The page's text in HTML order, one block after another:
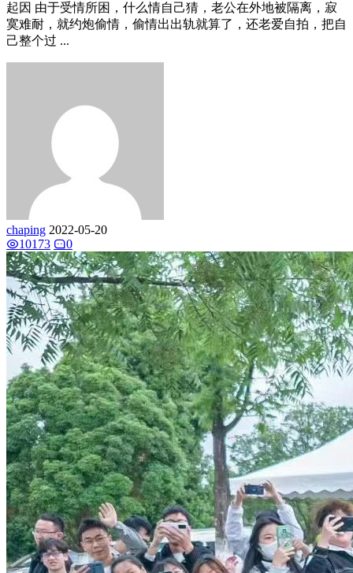
起因 由于受情所困，什么情自己猜，老公在外地被隔离，寂
寞难耐，就约炮偷情，偷情出出轨就算了，还老爱自拍，把自
己整个过 ...
chaping 2022-05-20
10173
0